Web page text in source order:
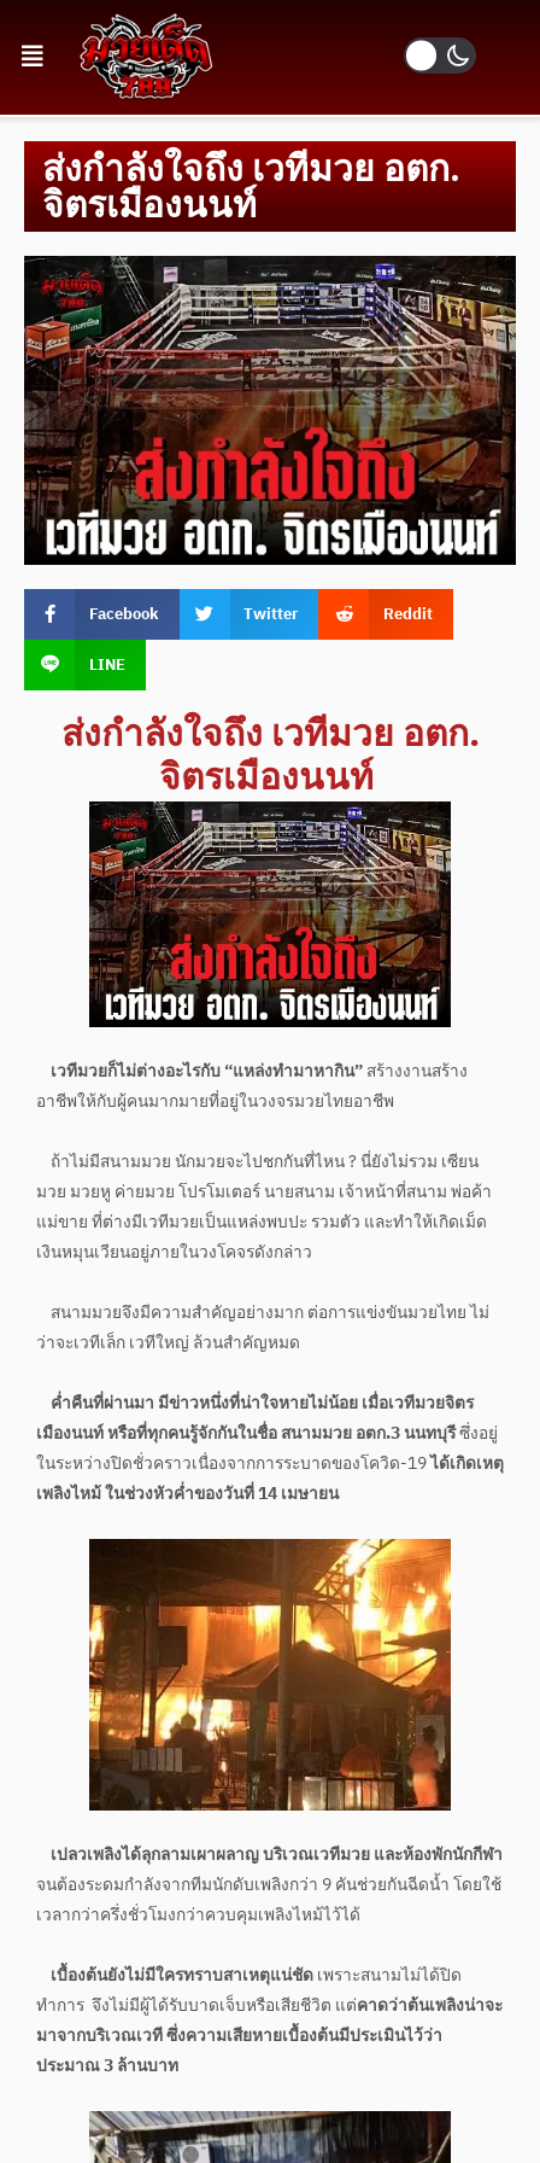
ส่งกำลังใจถึง เวทีมวย อตก.
จิตรเมืองนนท์
Facebook Twitter
Reddit
LINE
ส่งกำลังใจถึง เวทีมวย อตก.
จิตรเมืองนนท์
เวทีมวยก็ไม่ต่างอะไรกับ “แหล่งทำมาหากิน”สร้างงานสร้าง
อาชีพให้กับผู้คนมากมายที่อยู่ในวงจรมวยไทยอาชีพ
ถ้าไม่มีสนามมวย นักมวยจะไปชกกันที่ไหน ? นี่ยังไม่รวม เซียน
มวย มวยหู ค่ายมวย โปรโมเตอร์ นายสนาม เจ้าหน้าที่สนาม พ่อค้า
แม่ขาย ที่ต่างมีเวทีมวยเป็นแหล่งพบปะ รวมตัว และทำให้เกิดเม็ด
เงินหมุนเวียนอยู่ภายในวงโคจรดังกล่าว
สนามมวยจึงมีความสำคัญอย่างมาก ต่อการแข่งขันมวยไทย ไม่
ว่าจะเวทีเล็ก เวทีใหญ่ ล้วนสำคัญหมด
ค่ำคืนที่ผ่านมา มีข่าวหนึ่งที่น่าใจหายไม่น้อย เมื่อเวทีมวยจิตร
เมืองนนท์ หรือที่ทุกคนรู้จักกันในชื่อ สนามมวย อตก.3 นนทบุรีซึ่งอยู่
ในระหว่างปิดชั่วคราวเนื่องจากการระบาดของโควิด-19ได้เกิดเหตุ
เพลิงไหม้ ในช่วงหัวค่ำของวันที่ 14 เมษายน
เปลวเพลิงได้ลุกลามเผาผลาญ บริเวณเวทีมวย และห้องพักนักกีฬา
จนต้องระดมกำลังจากทีมนักดับเพลิงกว่า 9 คันช่วยกันฉีดน้ำ โดยใช้
เวลากว่าครึ่งชั่วโมงกว่าควบคุมเพลิงไหม้ไว้ได้
เบื้องต้นยังไม่มีใครทราบสาเหตุแน่ชัดเพราะสนามไม่ได้ปิด
ทำการ จึงไม่มีผู้ได้รับบาดเจ็บหรือเสียชีวิต แต่คาดว่าต้นเพลิงน่าจะ
มาจากบริเวณเวที ซึ่งความเสียหายเบื้องต้นมีประเมินไว้ว่า
ประมาณ 3 ล้านบาท